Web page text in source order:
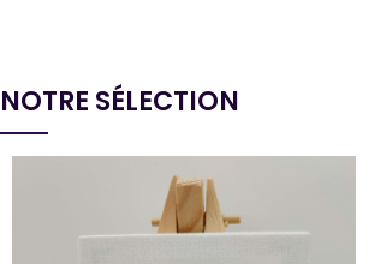
NOTRE SÉLECTION